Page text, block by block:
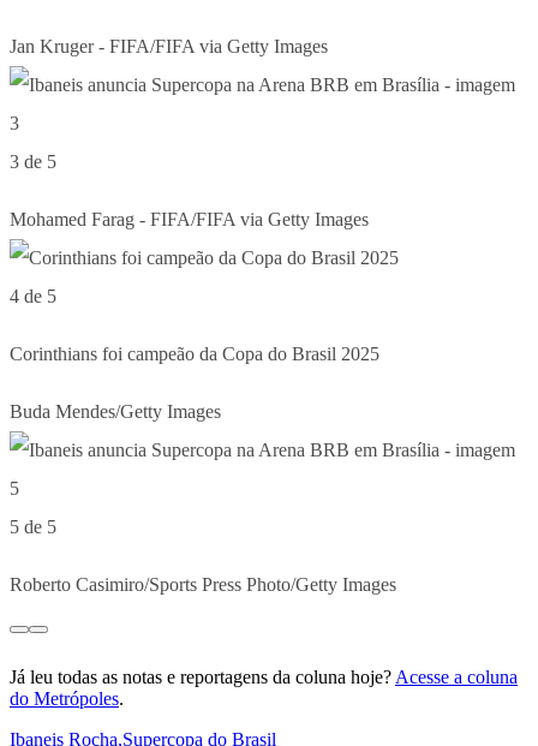
Jan Kruger - FIFA/FIFA via Getty Images
3 de 5
Mohamed Farag - FIFA/FIFA via Getty Images
4 de 5
Corinthians foi campeão da Copa do Brasil 2025
Buda Mendes/Getty Images
5 de 5
Roberto Casimiro/Sports Press Photo/Getty Images
Já leu todas as notas e reportagens da coluna hoje? Acesse a coluna
do Metrópoles.
Ibaneis Rocha,Supercopa do Brasil